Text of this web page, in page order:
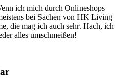
ich mich durch Onlineshops
bei Sachen von HK Living
die mag ich auch sehr. Hach, ich
alles umschmeißen!